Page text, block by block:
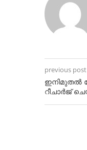
previous post
ഇനിമുതൽ
റീചാർജ്